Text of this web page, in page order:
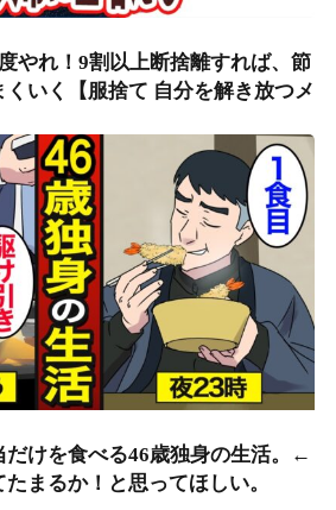
やれ！9割以上断捨離すれば、節
いく【服捨て 自分を解き放つメ
だけを食べる46歳独身の生活。←
まるか！と思ってほしい。